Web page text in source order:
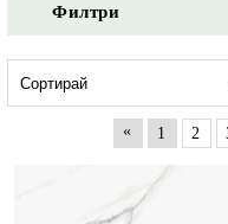
Филтри
« 1 2